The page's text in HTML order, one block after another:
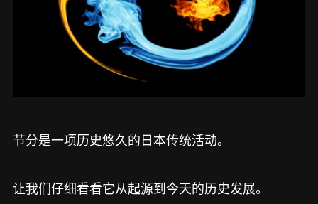
节分是一项历史悠久的日本传统活动。
让我们仔细看看它从起源到今天的历史发展。